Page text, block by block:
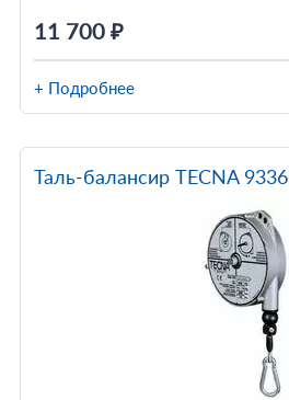
11 700 ₽
+ Подробнее
Таль-балансир TECNA 9336